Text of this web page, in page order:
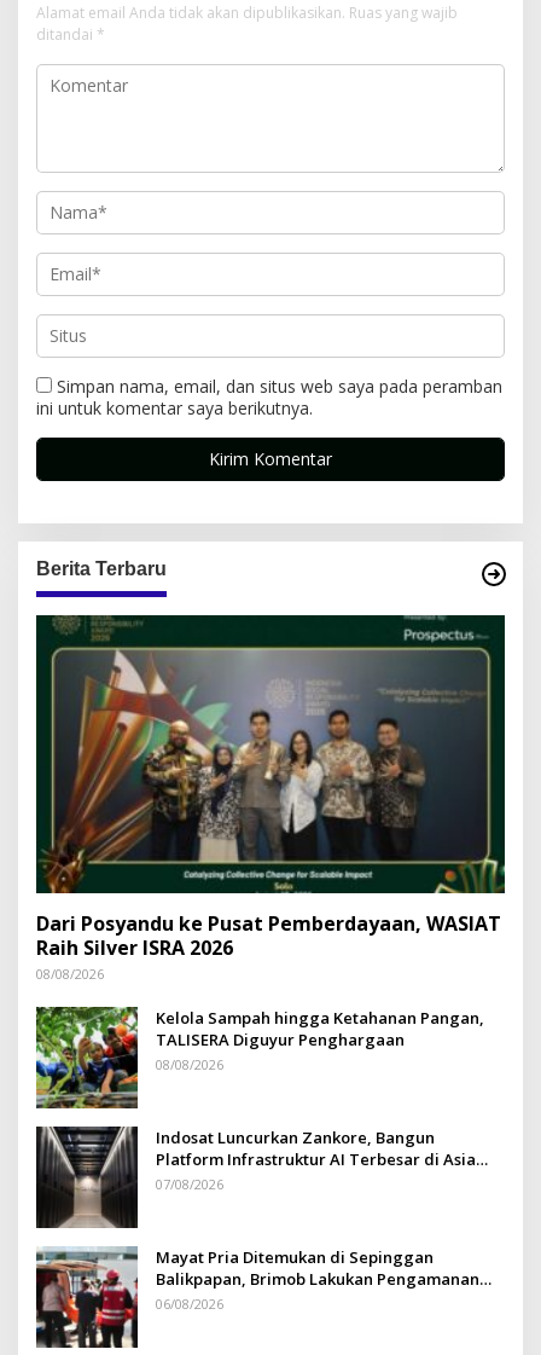
Alamat email Anda tidak akan dipublikasikan. Ruas yang wajib
ditandai *
Simpan nama, email, dan situs web saya pada peramban
ini untuk komentar saya berikutnya.
Berita Terbaru
Dari Posyandu ke Pusat Pemberdayaan, WASIAT
Raih Silver ISRA 2026
08/08/2026
Kelola Sampah hingga Ketahanan Pangan,
TALISERA Diguyur Penghargaan
08/08/2026
Indosat Luncurkan Zankore, Bangun
Platform Infrastruktur AI Terbesar di Asia
Tenggara
07/08/2026
Mayat Pria Ditemukan di Sepinggan
Balikpapan, Brimob Lakukan Pengamanan
TKP
06/08/2026